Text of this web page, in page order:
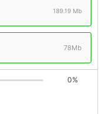
189.19 Mb
78Mb
0%